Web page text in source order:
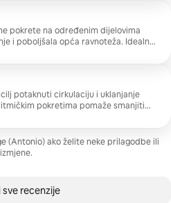
pokrete na određenim dijelovima
i poboljšala opća ravnoteža. Idealna
potaknuti cirkulaciju i uklanjanje
pokretima pomaže smanjiti
(Antonio) ako želite neke prilagodbe ili
izmjene.
sve recenzije